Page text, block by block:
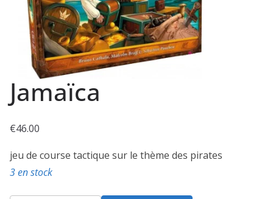
Jamaïca
€46.00
jeu de course tactique sur le thème des pirates
3 en stock